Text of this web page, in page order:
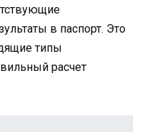
в паспорт. Это
типы
расчет